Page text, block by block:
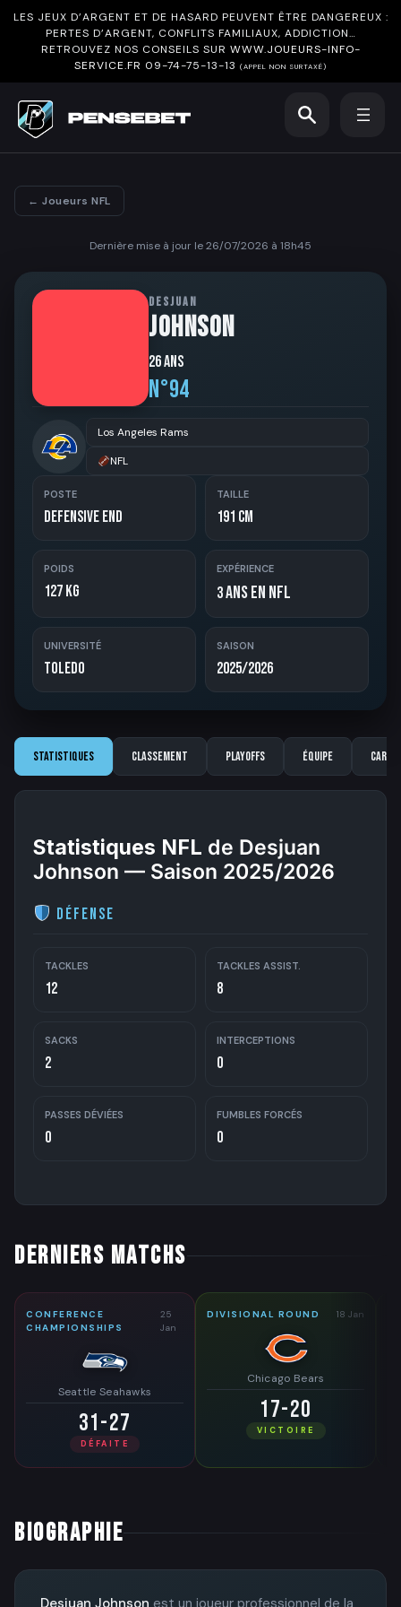
LES JEUX D’ARGENT ET DE HASARD PEUVENT ÊTRE DANGEREUX :
PERTES D’ARGENT, CONFLITS FAMILIAUX, ADDICTION…
RETROUVEZ NOS CONSEILS SUR WWW.JOUEURS-INFO-
SERVICE.FR 09-74-75-13-13 (APPEL NON SURTAXÉ)
← Joueurs NFL
Dernière mise à jour le 26/07/2026 à 18h45
DESJUAN
JOHNSON
26 ans
N°94
Los Angeles Rams
NFL
POSTE
Defensive End
TAILLE
191 cm
POIDS
127 kg
EXPÉRIENCE
3ans en NFL
UNIVERSITÉ
Toledo
SAISON
2025/2026
Statistiques Classement Playoffs Équipe
Statistiques NFL de Desjuan
Johnson — Saison 2025/2026
Défense
TACKLES
12
TACKLES ASSIST.
8
SACKS
2
INTERCEPTIONS
0
PASSES DÉVIÉES
0
FUMBLES FORCÉS
0
DERNIERS MATCHS
CONFERENCE
CHAMPIONSHIPS
25
Jan
Seattle Seahawks
31-27
DÉFAITE
DIVISIONAL ROUND 18 Jan
Chicago Bears
17-20
VICTOIRE
BIOGRAPHIE
Desjuan Johnson est un joueur professionnel de la